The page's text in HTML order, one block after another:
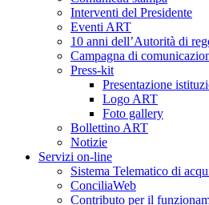
Interventi del Presidente
Eventi ART
10 anni dell’Autorità di
Campagna di
Press-kit
Presentazione
Logo ART
Foto gallery
Bollettino ART
Notizie
Servizi on-line
Sistema Telematico di
ConciliaWeb
Contributo per il